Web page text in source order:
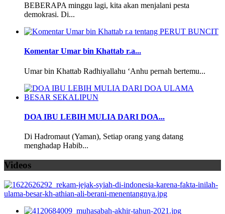
BEBERAPA minggu lagi, kita akan menjalani pesta
demokrasi. Di...
Komentar Umar bin Khattab r.a...
Umar bin Khattab Radhiyallahu ‘Anhu pernah bertemu...
DOA IBU LEBIH MULIA DARI DOA...
Di Hadromaut (Yaman), Setiap orang yang datang
menghadap Habib...
Videos